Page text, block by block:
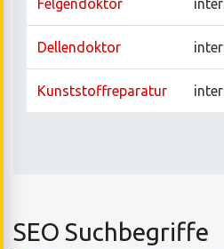
Felgendoktor
Dellendoktor
Kunststoffreparatur
SEO Suchbegriffe